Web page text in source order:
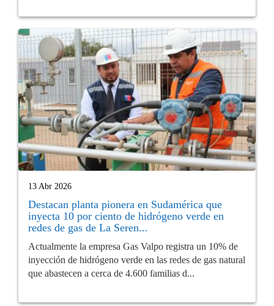
13 Abr 2026
Destacan planta pionera en Sudamérica que
inyecta 10 por ciento de hidrógeno verde en
redes de gas de La Seren...
Actualmente la empresa Gas Valpo registra un 10% de
inyección de hidrógeno verde en las redes de gas natural
que abastecen a cerca de 4.600 familias d...